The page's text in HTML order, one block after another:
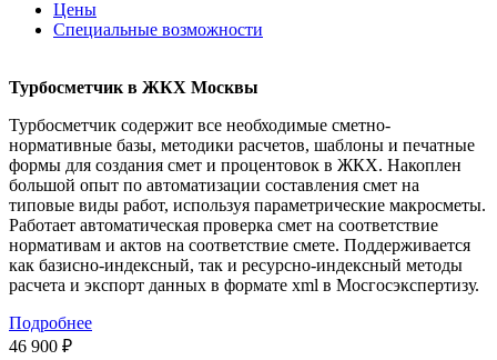
Цены
Специальные возможности
Турбосметчик в ЖКХ Москвы
Турбосметчик содержит все необходимые сметно-
нормативные базы, методики расчетов, шаблоны и печатные
формы для создания смет и процентовок в ЖКХ. Накоплен
большой опыт по автоматизации составления смет на
типовые виды работ, используя параметрические макросметы.
Работает автоматическая проверка смет на соответствие
нормативам и актов на соответствие смете. Поддерживается
как базисно-индексный, так и ресурсно-индексный методы
расчета и экспорт данных в формате xml в Мосгосэкспертизу.
Подробнее
46 900 ₽